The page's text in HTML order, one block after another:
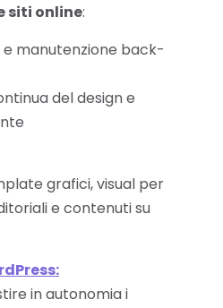
siti online:
manutenzione back-
del design e
grafici, visual per
e contenuti su
in autonomia i